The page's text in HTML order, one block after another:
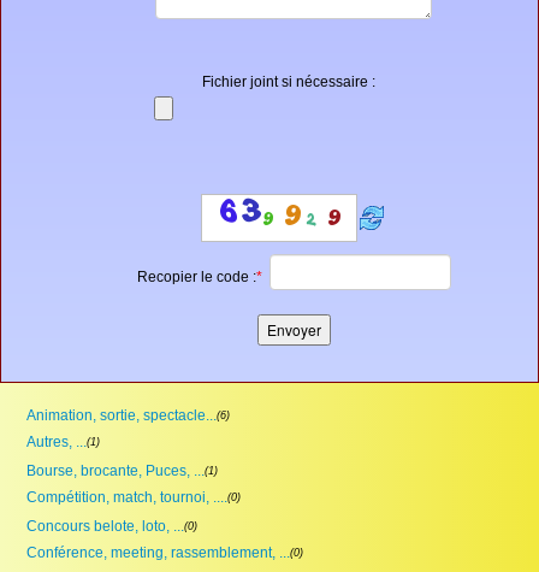
Fichier joint si nécessaire :
Recopier le code :*
Animation, sortie, spectacle...(6)
Autres, ...(1)
Bourse, brocante, Puces, ...(1)
Compétition, match, tournoi, ....(0)
Concours belote, loto, ...(0)
Conférence, meeting, rassemblement, ...(0)